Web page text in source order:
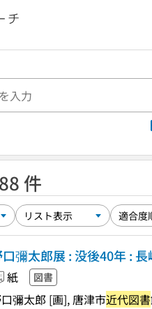
件
口彌太郎展 : 没後40年 :
紙 図書
彌太郎 [画], 唐津市近代図書